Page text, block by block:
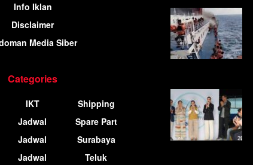
Info Iklan
Disclaimer
Media Siber
Categories
IKT
Jadwal
Jadwal
Jadwal
Shipping
Spare Part
Surabaya
Teluk